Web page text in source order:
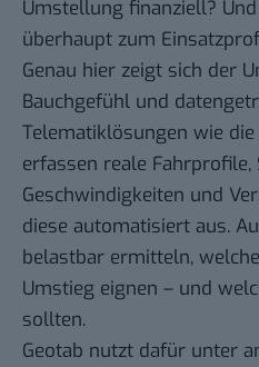
Umstellung finanziell?
überhaupt zum
Genau hier zeigt sich der
Bauchgefühl und
Telematiklösungen wie
erfassen reale Fahrprofile,
Geschwindigkeiten und
diese automatisiert aus.
belastbar ermitteln,
Umstieg eignen – und
sollten.
Geotab nutzt dafür unter